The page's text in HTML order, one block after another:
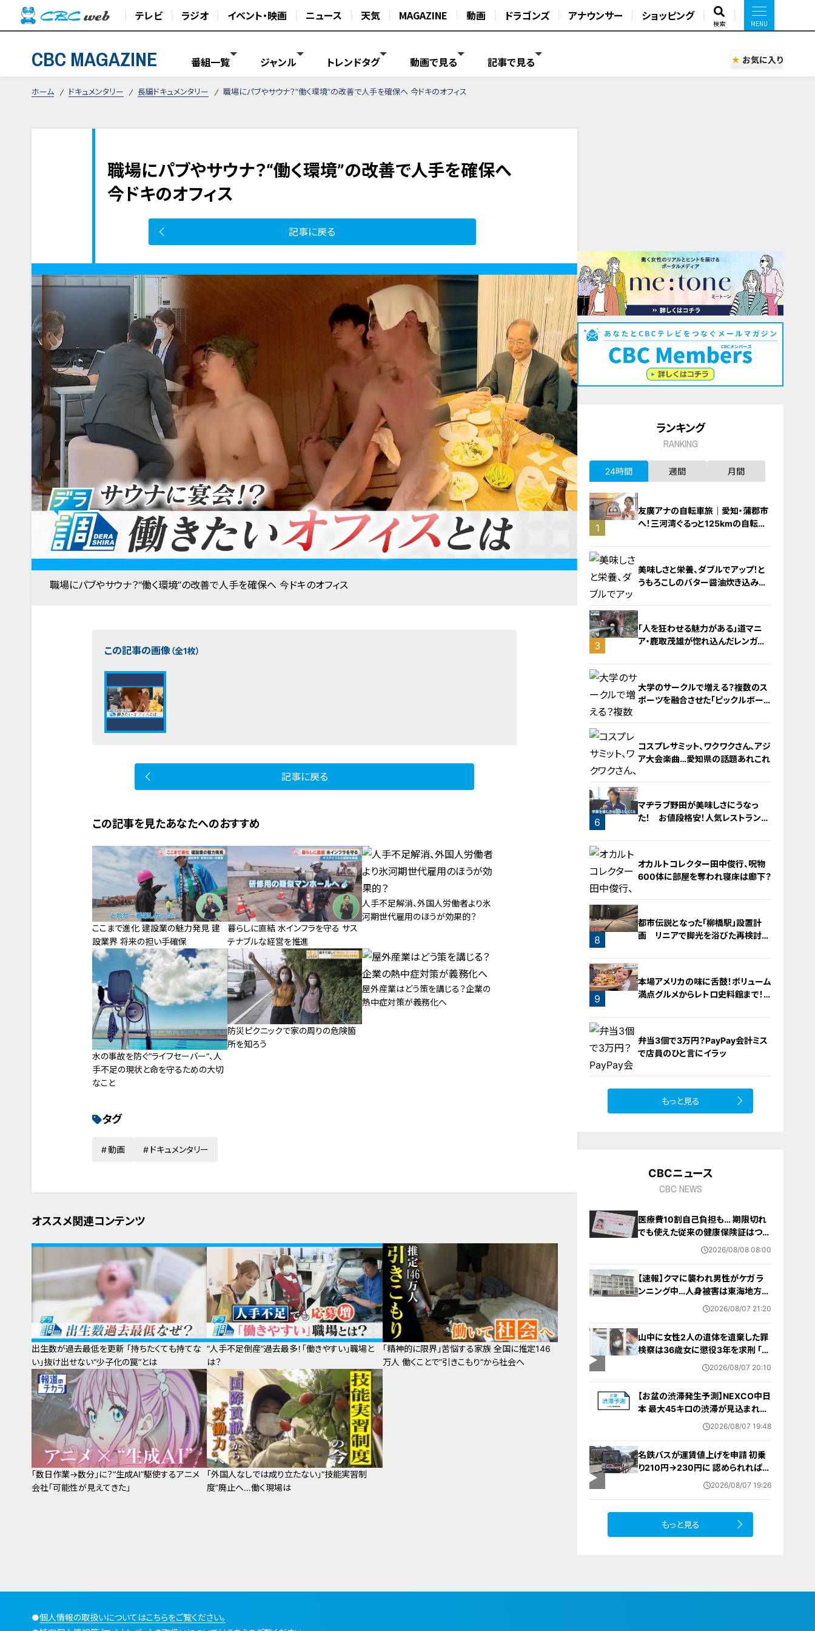
テレビ ラジオ イベント・映画 ニュース 天気 MAGAZINE 動画 ドラゴンズ アナウンサー ショッピング
検索
CBC MAGAZINE 番組一覧 ジャンル トレンドタグ 動画で見る 記事で見る お気に入り
ホーム ドキュメンタリー 長編ドキュメンタリー 職場にパブやサウナ？“働く環境”の改善で人手を確保へ 今ドキのオフィス
職場にパブやサウナ？“働く環境”の改善で人手を確保へ
今ドキのオフィス
記事に戻る
職場にパブやサウナ？“働く環境”の改善で人手を確保へ 今ドキのオフィス
この記事の画像（全1枚）
記事に戻る
この記事を見たあなたへのおすすめ
ここまで進化 建設業の魅力発見 建
設業界 将来の担い手確保
暮らしに直結 水インフラを守る サス
テナブルな経営を推進
人手不足解消、外国人労働者より氷
河期世代雇用のほうが効果的？
水の事故を防ぐ“ライフセーバー”、人
手不足の現状と命を守るための大切
なこと
防災ピクニックで家の周りの危険箇
所を知ろう
屋外産業はどう策を講じる？企業の
熱中症対策が義務化へ
タグ
動画 ドキュメンタリー
オススメ関連コンテンツ
出生数が過去最低を更新 「持ちたくても持てな
い」抜け出せない“少子化の罠”とは
“人手不足倒産”過去最多！「働きやすい」職場と
は？
「精神的に限界」苦悩する家族 全国に推定146
万人 働くことで”引きこもり”から社会へ
「数日作業→数分」に？“生成AI”駆使するアニメ
会社「可能性が見えてきた」
「外国人なしでは成り立たない」“技能実習制
度”廃止へ…働く現場は
ランキング
RANKING
24時間 週間 月間
1
友廣アナの自転車旅｜愛知・蒲郡市
へ！三河湾ぐるっと125kmの自転車
2
美味しさと栄養、ダブルでアップ！と
うもろこしのバター醤油炊き込みご
3
「人を狂わせる魅力がある」道マニ
ア・鹿取茂雄が惚れ込んだレンガの
4
大学のサークルで増える？複数のス
ポーツを融合させた「ピックルボー
5
コスプレサミット、ワクワクさん、アジ
ア大会楽曲…愛知県の話題あれこれ
6
マヂラブ野田が美味しさにうなっ
た！ お値段格安！人気レストランを
門学校』の生徒たち
7
オカルトコレクター田中俊行、呪物
600体に部屋を奪われ寝床は廊下？
8
都市伝説となった「柳橋駅」設置計
画 リニアで脚光を浴びた再検討の
9
本場アメリカの味に舌鼓！ボリューム
満点グルメからレトロ史料館まで！
弁当3個で3万円？PayPay会計ミス
で店員のひと言にイラッ
もっと見る
CBCニュース
CBC NEWS
医療費10割自己負担も… 期限切れ
でも使えた従来の健康保険証はつい
に終了 8月以降起こりうるマイナ保
2026/08/08 08:00
【速報】クマに襲われ男性がケガ ラ
ンニング中…人身被害は東海地方で
今シーズン初めて 岐阜県高山市
2026/08/07 21:20
山中に女性2人の遺体を遺棄した罪
検察は36歳女に懲役3年を求刑 ｢遺
棄時に近くに居続けたこと自体が重
2026/08/07 20:10
【お盆の渋滞発生予測】NEXCO中日
本 最大45キロの渋滞が見込まれる
区間も… 中央道・東名・新東名・東名
2026/08/07 19:48
名鉄バスが運賃値上げを申請 初乗
り210円→230円に 認められれば
12月から全路線で平均1割程度の値
2026/08/07 19:26
もっと見る
●個人情報の取扱いについてはこちらをご覧ください。